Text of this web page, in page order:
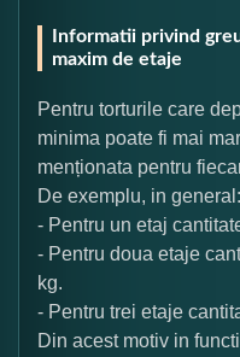
Informatii privind
maxim de etaje
Pentru torturile care
minima poate fi mai
menționata pentru
De exemplu, in general:
- Pentru un etaj
- Pentru doua etaje
kg.
- Pentru trei etaje
Din acest motiv in